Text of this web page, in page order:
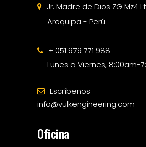
Jr. Madre de Dios ZG Mz4
Arequipa - Perú
+ 051 979 771 988
Lunes a Viernes, 8:00am-
Escríbenos
info@vulkengineering.com
Oficina